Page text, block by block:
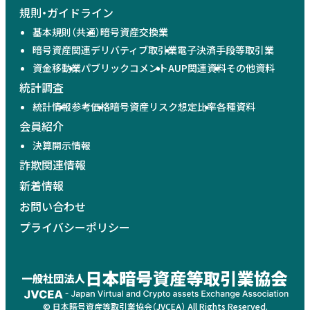
規則・ガイドライン
基本規則（共通）暗号資産交換業
暗号資産関連デリバティブ取引業電子決済手段等取引業
資金移動業パブリックコメントAUP関連資料その他資料
統計調査
統計情報参考価格暗号資産リスク想定比率各種資料
会員紹介
決算開示情報
詐欺関連情報
新着情報
お問い合わせ
プライバシーポリシー
© 日本暗号資産等取引業協会（JVCEA） All Rights Reserved.